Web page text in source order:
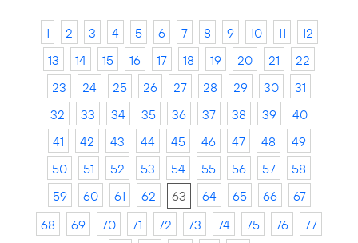
1 2 3 4 5 6 7 8 9 10 11
12
13
14 15 16 17 18 19 20 21
22
23
24 25 26 27 28 29 30
31
32
33 34 35 36 37 38 39
40
41
42 43 44 45 46 47 48
49
50
51 52 53 54 55 56 57
58
59
60 61 62 63 64 65 66
67
68
69 70 71 72 73 74 75 76
77